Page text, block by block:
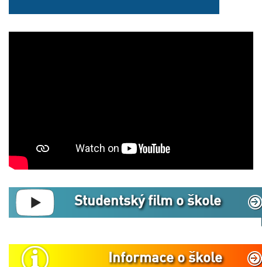
Studentský film o škole
Informace o škole